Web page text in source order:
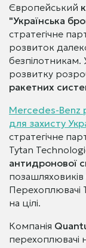
Європейський
"Українська
стратегічне
розвиток
безпілотникам.
розвитку
ракетних
Mercedes-Benz
для захисту
стратегічне
Tytan
антидронової
Перехоплювачі
на цілі.
Компанія
перехоплювачі